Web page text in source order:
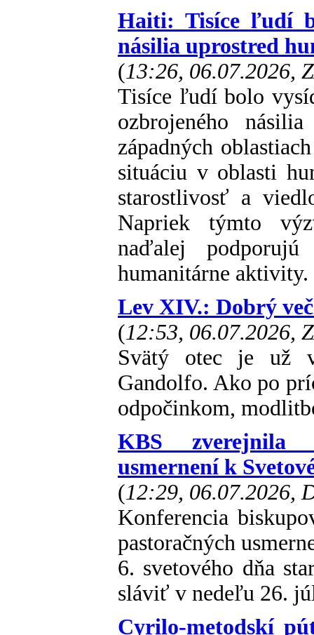
Haiti: Tisíce ľudí
násilia uprostred
(13:26, 06.07.2026,
Tisíce ľudí bolo
ozbrojeného
západných
situáciu v oblasti
starostlivosť a
Napriek týmto
naďalej
humanitárne aktivity.
Lev XIV.: Dobrý
(12:53, 06.07.2026,
Svätý otec je už
Gandolfo. Ako po
odpočinkom,
KBS zverejnila
usmernení k
(12:29, 06.07.2026,
Konferencia
pastoračných
6. svetového dňa
sláviť v nedeľu 26.
Cyrilo-metodskí